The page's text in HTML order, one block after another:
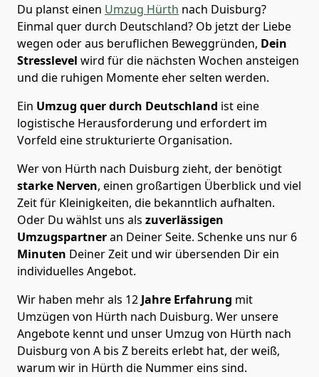
Du planst einen Umzug Hürth nach Duisburg?
Einmal quer durch Deutschland? Ob jetzt der Liebe
wegen oder aus beruflichen Beweggründen, Dein
Stresslevel wird für die nächsten Wochen ansteigen
und die ruhigen Momente eher selten werden.
Ein Umzug quer durch Deutschland ist eine
logistische Herausforderung und erfordert im
Vorfeld eine strukturierte Organisation.
Wer von Hürth nach Duisburg zieht, der benötigt
starke Nerven, einen großartigen Überblick und viel
Zeit für Kleinigkeiten, die bekanntlich aufhalten.
Oder Du wählst uns als zuverlässigen
Umzugspartneran Deiner Seite. Schenke uns nur 6
Minuten Deiner Zeit und wir übersenden Dir ein
individuelles Angebot.
Wir haben mehr als 12 Jahre Erfahrung mit
Umzügen von Hürth nach Duisburg. Wer unsere
Angebote kennt und unser Umzug von Hürth nach
Duisburg von A bis Z bereits erlebt hat, der weiß,
warum wir in Hürth die Nummer eins sind.